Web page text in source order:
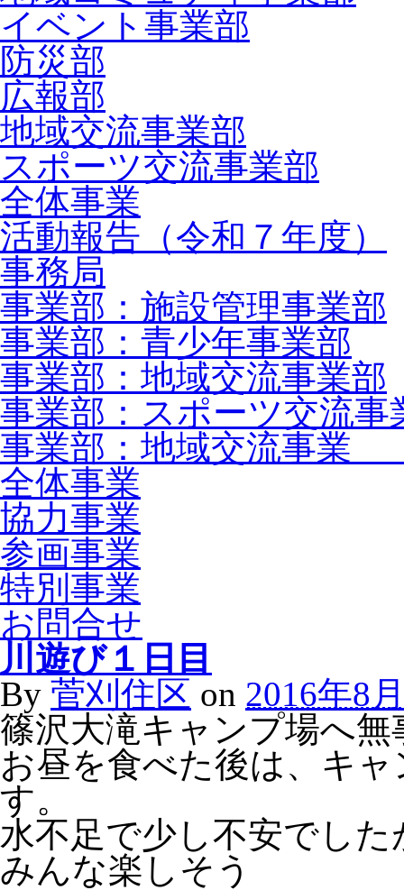
イベント事業部
防災部
広報部
地域交流事業部
スポーツ交流事業部
全体事業
活動報告（令和７年度）
事務局
事業部：施設管理事業部
事業部：青少年事業部
事業部：地域交流事業部
事業部：スポーツ交流事
事業部：地域交流事業
全体事業
協力事業
参画事業
特別事業
お問合せ
川遊び１日目
By 菅刈住区 on 2016年8
篠沢大滝キャンプ場へ無
お昼を食べた後は、キ
す。
水不足で少し不安でし
みんな楽しそう